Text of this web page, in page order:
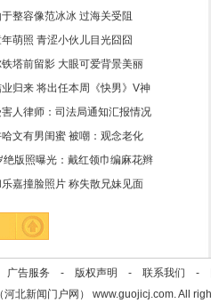
整容像范冰冰 过海关受阻
萌照 青涩小伙儿目光囧囧
塔前留影 大眼可爱背景美丽
归来 将出任本周《快男》V神
人律师：司法局通知汇报情况
文有男闺蜜 被嘲：观念老化
绝版照曝光：戴红领巾编麻花辫
嘉撞脸照片 称失散兄妹见面
广告服务 - 版权声明 - 联系我们 -
北新闻门户网） www.guojicj.com. All